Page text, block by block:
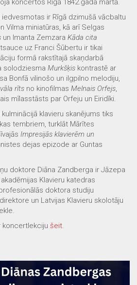
ir Rīgā dzimušā vācbaltu
Vilma miniatūras, kā arī Selgas
un Imanta Zemzara Kāda cita
uz Franci Šūbertu ir tikai
formā rakstītajā skaņdarbā
solodziesma Murkšķis kontrastē ar
Bonfā vilinošo un ilgpilno melodiju,
rīts no kinofilmas Melnais Orfejs
mīlasstāsts par Orfeju un Eiridīki.
klavieru skanējums tiks
tembriem, turklāt Mārītes
Impresijās klavierēm un
dejas epizode ar Guntas
doktore Diāna Zandberga ir Jāzepa
Klavieru katedras
doktora studiju
un Latvijas Klavieru skolotāju
koncertlekciju šeit